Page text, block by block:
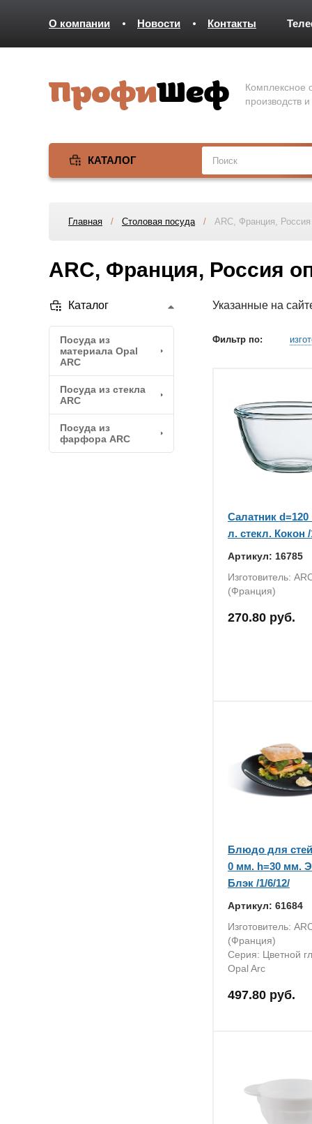
О компании Новости Контакты
Комплексное
производств
КАТАЛОГ
Главная / Столовая посуда/ ARC, Франция,
ARC, Франция, Россия
Каталог
Посуда из
материала Opal
ARC
Посуда из стекла
ARC
Посуда из
фарфора ARC
Указанные на
Фильтр по:
Салатник
л. стекл. Кокон
Артикул: 16785
Изготовитель:
(Франция)
270.80 руб.
Блюдо для
0 мм. h=30 мм.
Блэк /1/6/12/
Артикул: 61684
Изготовитель:
(Франция)
Серия: Цветной
Opal Arc
497.80 руб.